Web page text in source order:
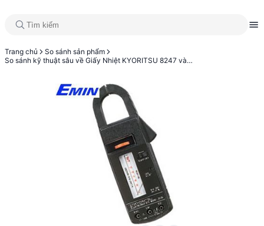
Trang chủ
So sánh sản phẩm
So sánh kỹ thuật sâu về Giấy Nhiệt KYORITSU 8247 và Ampe kìm KYORITSU 2805